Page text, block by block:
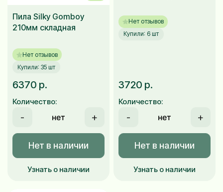
Пила Silky Gomboy
210мм складная
Нет отзывов
Купили: 35 шт
6370 р.
Количество:
- +
Нет в наличии
Узнать о наличии
Нет отзывов
Купили: 6 шт
3720 р.
Количество:
- +
Нет в наличии
Узнать о наличии